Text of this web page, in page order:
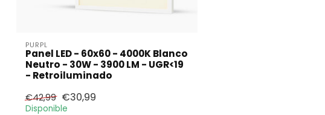
PURPL
Panel LED - 60x60 - 4000K Blanco
Neutro - 30W - 3900 LM - UGR<19
- Retroiluminado
€42,99 €30,99
Disponible